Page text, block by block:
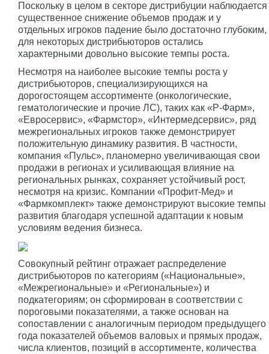
Поскольку в целом в секторе дистрибуции наблюдается
существенное снижение объемов продаж и у
отдельных игроков падение было достаточно глубоким,
для некоторых дистрибьюторов остались
характерными довольно высокие темпы роста.
Несмотря на наиболее высокие темпы роста у
дистрибьюторов, специализирующихся на
дорогостоящем ассортименте (онкологические,
гематологические и прочие ЛС), таких как «Р-Фарм»,
«Евросервис», «Фармстор», «Интермедсервис», ряд
межрегиональных игроков также демонстрирует
положительную динамику развития. В частности,
компания «Пульс», планомерно увеличивающая свои
продажи в регионах и усиливающая влияние на
региональных рынках, сохраняет устойчивый рост,
несмотря на кризис. Компании «Профит-Мед» и
«Фармкомплект» также демонстрируют высокие темпы
развития благодаря успешной адаптации к новым
условиям ведения бизнеса.
Совокупный рейтинг отражает распределение
дистрибьюторов по категориям («Национальные»,
«Межрегиональные» и «Региональные») и
подкатегориям; он сформирован в соответствии с
пороговыми показателями, а также основан на
сопоставлении с аналогичным периодом предыдущего
года показателей объемов валовых и прямых продаж,
числа клиентов, позиций в ассортименте, количества